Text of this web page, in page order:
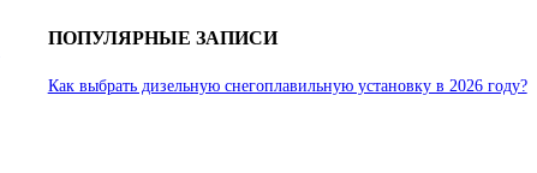
ПОПУЛЯРНЫЕ ЗАПИСИ
Как выбрать дизельную снегоплавильную установку в 2026 году?